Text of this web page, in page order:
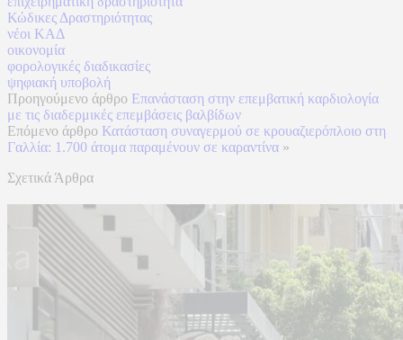
Κώδικες Δραστηριότητας
νέοι ΚΑΔ
οικονομία
φορολογικές διαδικασίες
ψηφιακή υποβολή
Προηγούμενο άρθρο Επανάσταση στην επεμβατική καρδιολογία
με τις διαδερμικές επεμβάσεις βαλβίδων
Επόμενο άρθρο Κατάσταση συναγερμού σε κρουαζιερόπλοιο στη
Γαλλία: 1.700 άτομα παραμένουν σε καραντίνα »
Σχετικά Άρθρα